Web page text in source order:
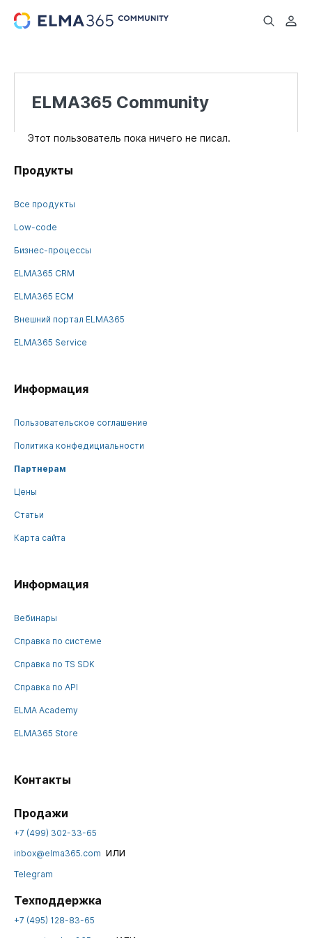
...
ELMA365 Community
Этот пользователь пока ничего не писал.
Продукты
Все продукты
Low-code
Бизнес-процессы
ELMA365 CRM
ELMA365 ECM
Внешний портал ELMA365
ELMA365 Service
Информация
Пользовательское соглашение
Политика конфедициальности
Партнерам
Цены
Статьи
Карта сайта
Информация
Вебинары
Справка по системе
Справка по TS SDK
Справка по API
ELMA Academy
ELMA365 Store
Контакты
Продажи
+7 (499) 302-33-65
inbox@elma365.com или
Telegram
Техподдержка
+7 (495) 128-83-65